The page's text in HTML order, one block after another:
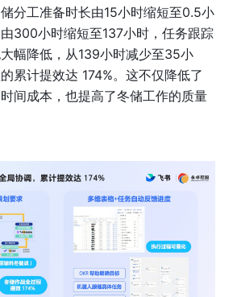
分工准备时长由15小时缩短至0.5小
300小时缩短至137小时，任务跟踪
幅降低，从139小时减少至35小
累计提效达 174%。这不仅降低了
间成本，也提高了冬储工作的质量